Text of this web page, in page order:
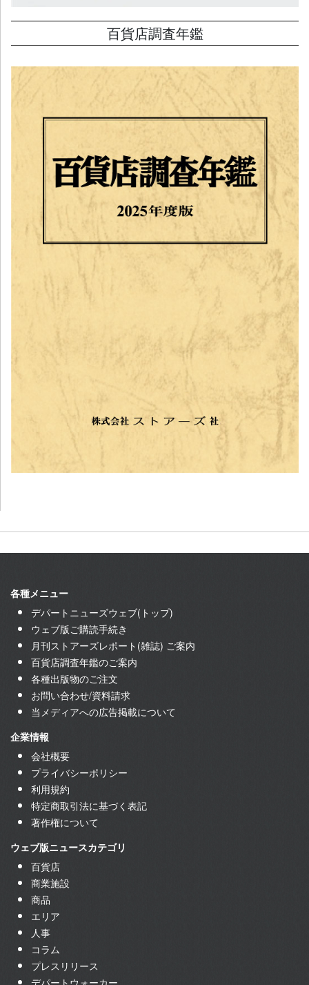
百貨店調査年鑑
各種メニュー
デパートニューズウェブ(トップ)
ウェブ版ご購読手続き
月刊ストアーズレポート(雑誌) ご案内
百貨店調査年鑑のご案内
各種出版物のご注文
お問い合わせ/資料請求
当メディアへの広告掲載について
企業情報
会社概要
プライバシーポリシー
利用規約
特定商取引法に基づく表記
著作権について
ウェブ版ニュースカテゴリ
百貨店
商業施設
商品
エリア
人事
コラム
プレスリリース
デパートウォーカー